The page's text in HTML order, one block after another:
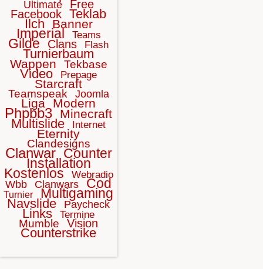
Ultimate Free
Facebook Teklab
Ilch Banner
Imperial Teams
Gilde Clans Flash
Turnierbaum
Wappen Tekbase
Video Prepage
Starcraft
Teamspeak Joomla
Liga Modern
Phpbb3 Minecraft
Multislide Internet
Eternity
Clandesigns
Clanwar Counter
Installation
Kostenlos Webradio
Wbb Clanwars Cod
Turnier Multigaming
Navslide Paycheck
Links Termine
Mumble Vision
Counterstrike